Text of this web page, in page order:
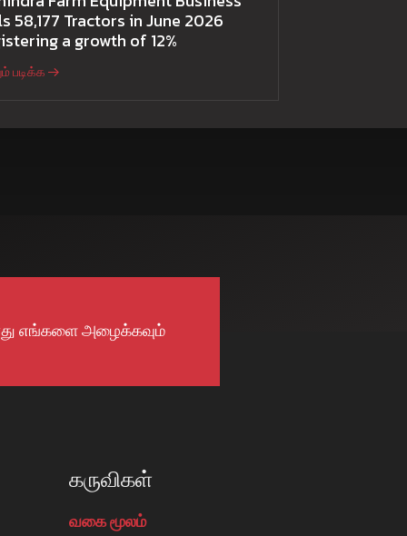
58,177 Tractors in June 2026
a growth of 12%
படிக்க
எங்களை அழைக்கவும்
கருவிகள்
வகை மூலம்